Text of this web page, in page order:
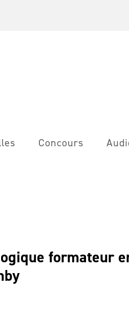
Concours
formateur